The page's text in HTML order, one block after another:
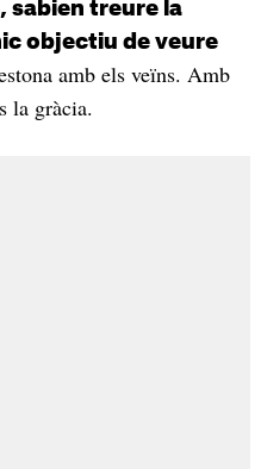
sabien treure la
objectiu de veure
amb els veïns. Amb
la gràcia.